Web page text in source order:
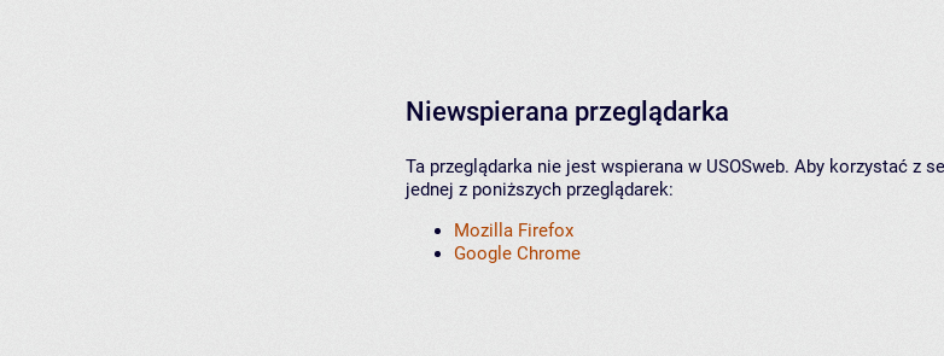
Niewspierana przeglądarka
Ta przeglądarka nie jest wspierana w USOSweb. Aby korzystać z
jednej z poniższych przeglądarek:
Mozilla Firefox
Google Chrome